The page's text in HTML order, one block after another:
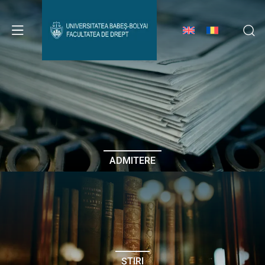
Avizier Studenți
Studii
Admitere
Erasmus & Internațional
Despre Facultate
ADMITERE
ȘTIRI